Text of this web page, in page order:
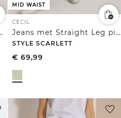
in Slim Fit
MID WAIST
CECIL
Jeans met Straight Leg pijpen en riemdetail
STYLE SCARLETT
€ 69,99